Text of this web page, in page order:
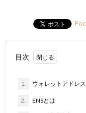
目次
1. ウォレットアドレ
2. ENSとは